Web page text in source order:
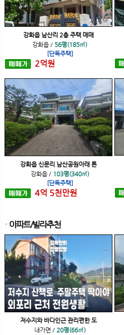
강화읍 남산리 2층 주택 매매
강화읍 / 56평(185㎡)
[단독주택]
2억원
강화읍 신문리 남산공원아래 튼
강화읍/ 103평(340㎡)
[단독주택]
4억 5천만원
아파트/빌라추천
저수지와 바다인근 관리편한 도
내가면 / 20평(66㎡)